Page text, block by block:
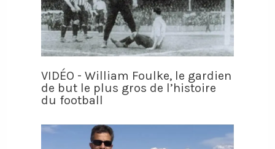
VIDÉO - William Foulke, le gardien
de but le plus gros de l’histoire
du football